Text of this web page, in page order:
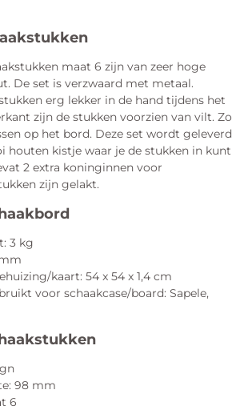
maat 6 zijn van zeer hoge
De set is verzwaard met metaal.
erg lekker in de hand tijdens het
zijn de stukken voorzien van vilt. Zo
op het bord. Deze set wordt geleverd
houten kistje waar je de stukken in kunt
2 extra koninginnen voor
zijn gelakt.
3 kg
kaart: 54 x 54 x 1,4 cm
voor schaakcase/board: Sapele,
98 mm
6